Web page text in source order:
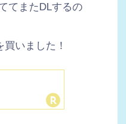
てまたDLするの
いました！